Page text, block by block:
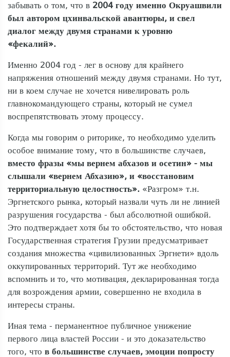
забывать о том, что в 2004 году именно Окруашвили
был автором цхинвальской авантюры, и свел
диалог между двумя странами к уровню
«фекалий».
Именно 2004 год - лег в основу для крайнего
напряжения отношений между двумя странами. Но тут,
ни в коем случае не хочется нивелировать роль
главнокомандующего страны, который не сумел
воспрепятствовать этому процессу.
Когда мы говорим о риторике, то необходимо уделить
особое внимание тому, что в большинстве случаев,
вместо фразы «мы вернем абхазов и осетин» - мы
слышали «вернем Абхазию», и «восстановим
территориальную целостность». «Разгром» т.н.
Эргнетского рынка, который назвали чуть ли не линией
разрушения государства - был абсолютной ошибкой.
Это подтверждает хотя бы то обстоятельство, что новая
Государственная стратегия Грузии предусматривает
создания множества «цивилизованных Эргнети» вдоль
оккупированных территорий. Тут же необходимо
вспомнить и то, что мотивация, декларированная тогда
для возрождения армии, совершенно не входила в
интересы страны.
Иная тема - перманентное публичное унижение
первого лица властей России - и это доказательство
того, что в большинстве случаев, эмоции попросту